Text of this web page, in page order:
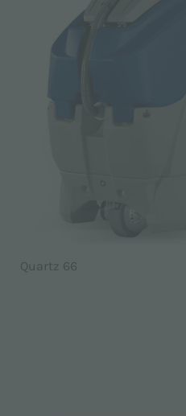
Quartz 66